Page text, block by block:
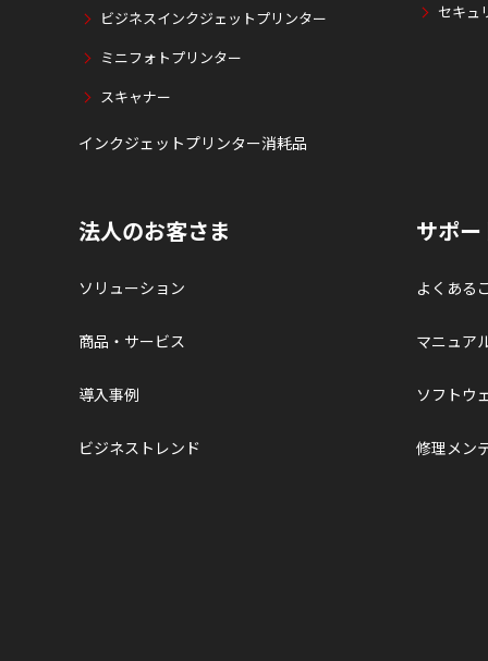
ビジネスインクジェットプリンター
ミニフォトプリンター
スキャナー
インクジェットプリンター消耗品
セキュ
法人のお客さま
ソリューション
商品・サービス
導入事例
ビジネストレンド
サポー
よくある
マニュア
ソフトウ
修理メン